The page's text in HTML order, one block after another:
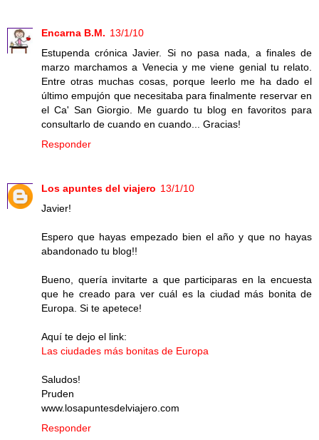
Encarna B.M. 13/1/10
Estupenda crónica Javier. Si no pasa nada, a finales de
marzo marchamos a Venecia y me viene genial tu relato.
Entre otras muchas cosas, porque leerlo me ha dado el
último empujón que necesitaba para finalmente reservar en
el Ca' San Giorgio. Me guardo tu blog en favoritos para
consultarlo de cuando en cuando... Gracias!
Responder
Los apuntes del viajero 13/1/10
Javier!
Espero que hayas empezado bien el año y que no hayas
abandonado tu blog!!
Bueno, quería invitarte a que participaras en la encuesta
que he creado para ver cuál es la ciudad más bonita de
Europa. Si te apetece!
Aquí te dejo el link:
Las ciudades más bonitas de Europa
Saludos!
Pruden
www.losapuntesdelviajero.com
Responder